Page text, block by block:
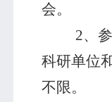
会。
2、
科研单位
不限。